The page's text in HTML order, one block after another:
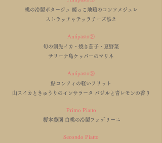
桃の冷製ポタージュ 媛っこ地鶏のコンソメジュレ
ストラッチャテッラチーズ添え
Antipasto②
旬の剣先イカ・焼き茄子・夏野菜
サリーナ島ケッパーのマリネ
Antipasto③
鮎コンフィの軽いフリット
山スイカときゅうりのインサラータ バジルと青レモンの香り
Primo Piatto
榎本農園 白桃の冷製フェデリーニ
Secondo Piatto